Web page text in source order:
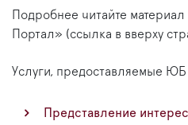
Подробнее читайте
Портал» (ссылка в вверху
Услуги, предоставляемые
Представление